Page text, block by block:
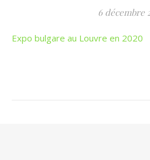
6 décembre
Expo bulgare au Louvre en 2020